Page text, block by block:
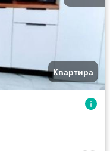
Квартира